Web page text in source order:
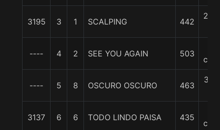
3195 3 1 SCALPING 442
2 3/
---- 4 2 SEE YOU AGAIN 503
---- 5 8 OSCURO OSCURO 463
3 1/
3137 6 6 TODO LINDO PAISA 435